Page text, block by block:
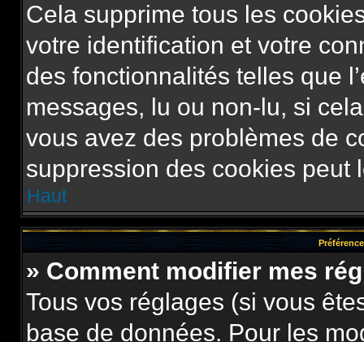
Cela supprime tous les
votre identification et votre
des fonctionnalités telles que
messages, lu ou non-lu, si
vous avez des problèmes de
suppression des cookies peut
Haut
» Comment modifier mes
Tous vos réglages (si vous
base de données. Pour les